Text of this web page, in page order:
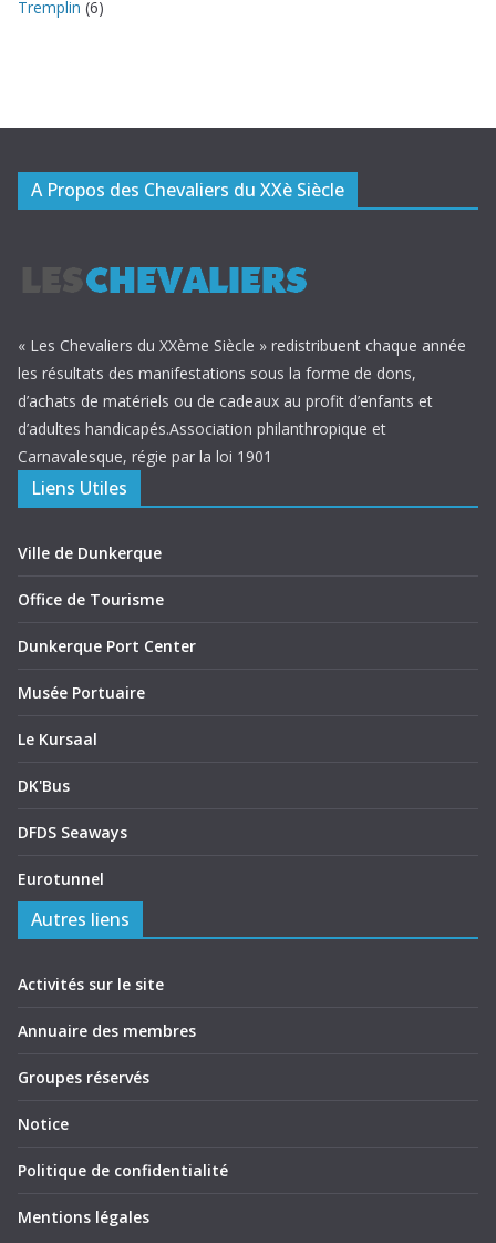
Tremplin (6)
A Propos des Chevaliers du XXè Siècle
« Les Chevaliers du XXème Siècle » redistribuent chaque année
les résultats des manifestations sous la forme de dons,
d’achats de matériels ou de cadeaux au profit d’enfants et
d’adultes handicapés.Association philanthropique et
Carnavalesque, régie par la loi 1901
Liens Utiles
Ville de Dunkerque
Office de Tourisme
Dunkerque Port Center
Musée Portuaire
Le Kursaal
DK'Bus
DFDS Seaways
Eurotunnel
Autres liens
Activités sur le site
Annuaire des membres
Groupes réservés
Notice
Politique de confidentialité
Mentions légales